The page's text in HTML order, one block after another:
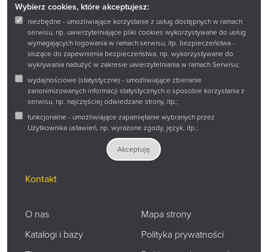
Wybierz cookies, które akceptujesz:
niezbędne - umożliwiające korzystanie z usług dostępnych w ramach
serwisu, np. uwierzytelniające pliki cookies wykorzystywane do usług
wymagających logowania w ramach serwisu, itp. bezpieczeństwa -
służące do zapewnienia bezpieczeństwa, np. wykorzystywane do
wykrywania nadużyć w zakresie uwierzytelniania w ramach Serwisu;
wydajnościowe (statystyczne) - umożliwiające zbieranie
zanonimizowanych informacji statystycznych o sposobie korzystania z
serwisu, np. najczęściej odwiedzane strony, itp.;
funkcjonalne - umożliwiające zapamiętanie wybranych przez
Użytkownika ustawień, np. wyrażone zgody, język, itp.;
Akceptuję
Książnica Podlaska im. Łukasza Górnickiego w
Białymstoku
15-097 Białystok
ul. Marii Curie-Skłodowskiej 14 A
tel.:+48 85 67 67 221
Kontakt
O nas
Katalogi i bazy
Mapa strony
Polityka prywatności